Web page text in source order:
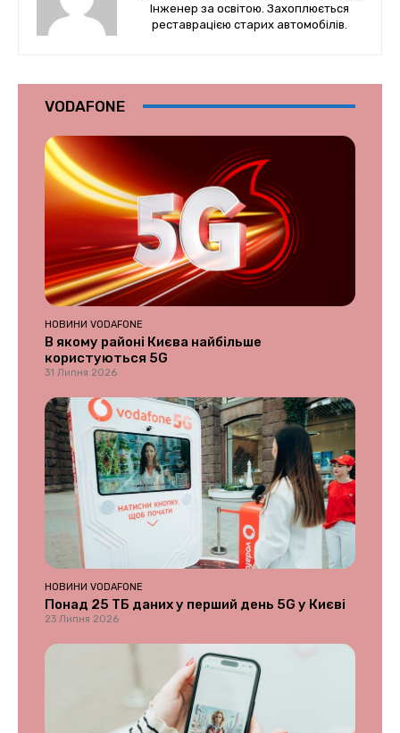
Інженер за освітою. Захоплюється
реставрацією старих автомобілів.
VODAFONE
НОВИНИ VODAFONE
В якому районі Києва найбільше
користуються 5G
31 Липня 2026
НОВИНИ VODAFONE
Понад 25 ТБ даних у перший день 5G у Києві
23 Липня 2026